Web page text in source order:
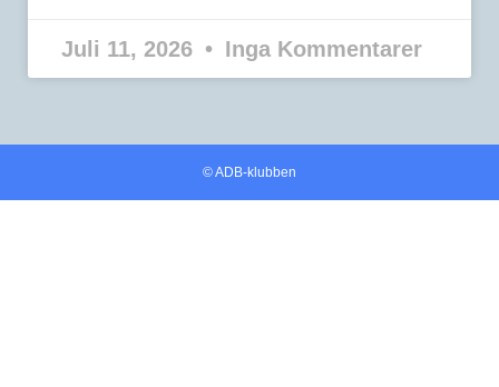
Juli 11, 2026 Inga Kommentarer
© ADB-klubben